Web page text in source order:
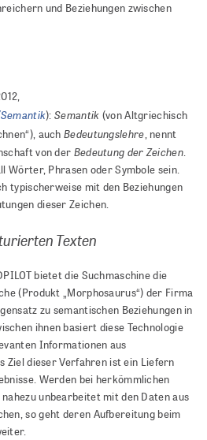
und Beziehungen zwischen
):Semantik (von Altgriechisch
auchBedeutungslehre, nennt
von der Bedeutung der Zeichen.
Wörter, Phrasen oder Symbole sein.
typischerweise mit den Beziehungen
dieser Zeichen.
Texten
bietet die Suchmaschine die
(Produkt „Morphosaurus“) der Firma
zu semantischen Beziehungen in
ihnen basiert diese Technologie
Informationen aus
Ziel dieser Verfahren ist ein Liefern
Werden bei herkömmlichen
unbearbeitet mit den Daten aus
so geht deren Aufbereitung beim